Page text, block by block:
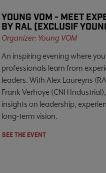
YOUNG VOM - MEET
BY RAL (EXCLUSIF
Organizer: Young VOM
An inspiring evening where
professionals learn from
leaders. With Alex Laureyns
Frank Verhoye (CNH
insights on leadership,
long-term vision.
SEE THE EVENT